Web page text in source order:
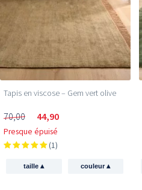
Tapis en viscose – Gem vert olive
70,00 44,90
Presque épuisé
(1)
taille▴ couleur▴